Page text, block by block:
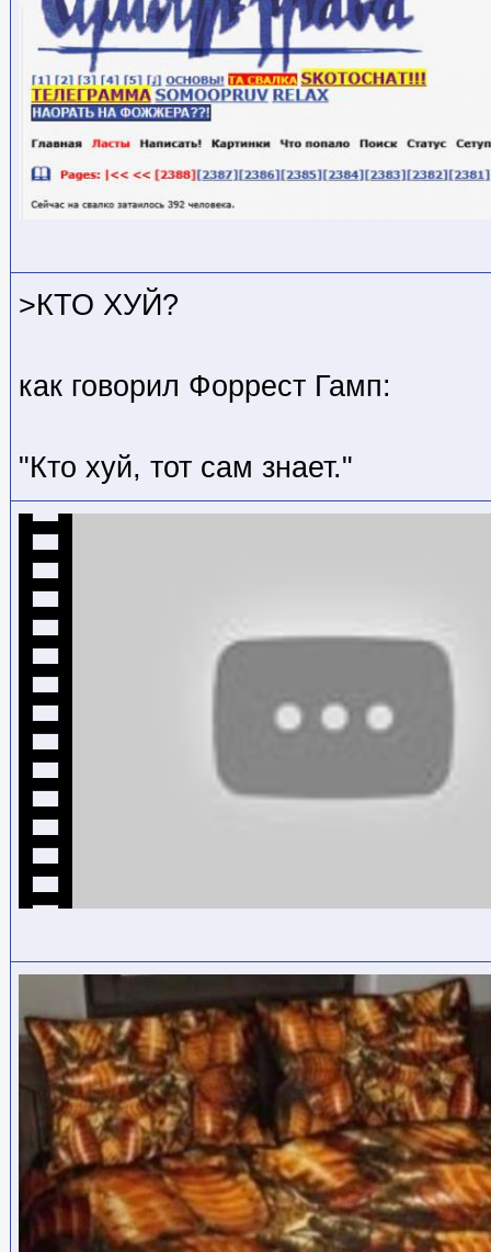
>КТО ХУЙ?
как говорил Форрест Гамп:
"Кто хуй, тот сам знает."